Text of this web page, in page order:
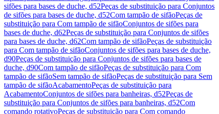
sifões para bases de duche, d52Peças de substituição para Conjuntos
de sifões para bases de duche, d52Com tampão de sifãoPeças de
substituição para Com tampão de sifãoConjuntos de sifões para
bases de duche, d62Peças de substituição para Conjuntos de sifões
para bases de duche, d62Com tampão de sifãoPeças de substituição
para Com tampão de sifãoConjuntos de sifões para bases de duche,
d90Peças de substituição para Conjuntos de sifões para bases de
duche, d90Com tampão de sifãoPeças de substituição para Com
tampão de sifãoSem tampão de sifãoPeças de substituição para Sem
tampão de sifãoAcabamentoPeças de substituição para
AcabamentoConjuntos de sifões para banheiras, d52Peças de
substituição para Conjuntos de sifões para banheiras, d52Com
comando rotativoPeças de substituição para Com comando